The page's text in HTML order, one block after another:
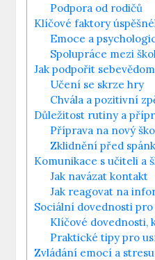
Podpora od rodičů
Klíčové faktory
Emoce a
Spolupráce mezi
Jak podpořit
Učení se skrze hry
Chvála a pozitivní
Důležitost rutiny a
Příprava na nový
Zklidnění před
Komunikace s učiteli a
Jak navázat kontakt
Jak reagovat na
Sociální dovednosti
Klíčové dovednosti,
Praktické tipy pro
Zvládání emocí a stresu